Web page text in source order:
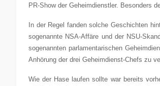
PR-Show der Geheimdienstler. Besonders
In der Regel fanden solche Geschichten
sogenannte NSA-Affäre und der NSU-
sogenannten parlamentarischen
Anhörung der drei Geheimdienst-Chefs zu
Wie der Hase laufen sollte war bereits